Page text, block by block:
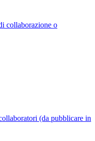
collaborazione o
(da pubblicare in